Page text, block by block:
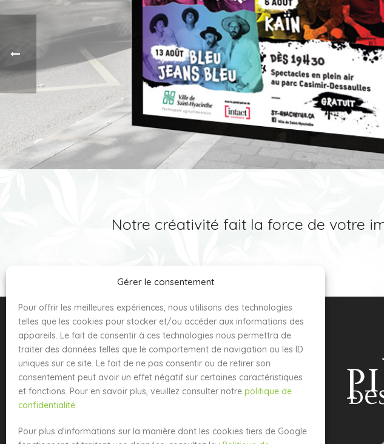
Gérer le consentement
Pour offrir les meilleures expériences, nous utilisons des technologies
telles que les cookies pour stocker et/ou accéder aux informations des
appareils. Le fait de consentir à ces technologies nous permettra de
traiter des données telles que le comportement de navigation ou les ID
uniques sur ce site. Le fait de ne pas consentir ou de retirer son
consentement peut avoir un effet négatif sur certaines caractéristiques
et fonctions. Pour en savoir plus, veuillez consulter notre politique de
confidentialité.
Pour plus d’informations sur la manière dont les cookies tiers de Google
Notre créativité fait la force de votre